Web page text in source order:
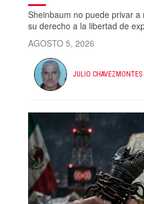
Sheinbaum no puede privar
su derecho a la libertad de
AGOSTO 5, 2026
JULIO CHAVEZMONTES